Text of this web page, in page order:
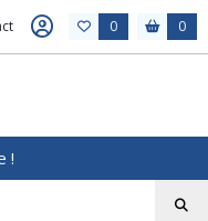
0 0
!